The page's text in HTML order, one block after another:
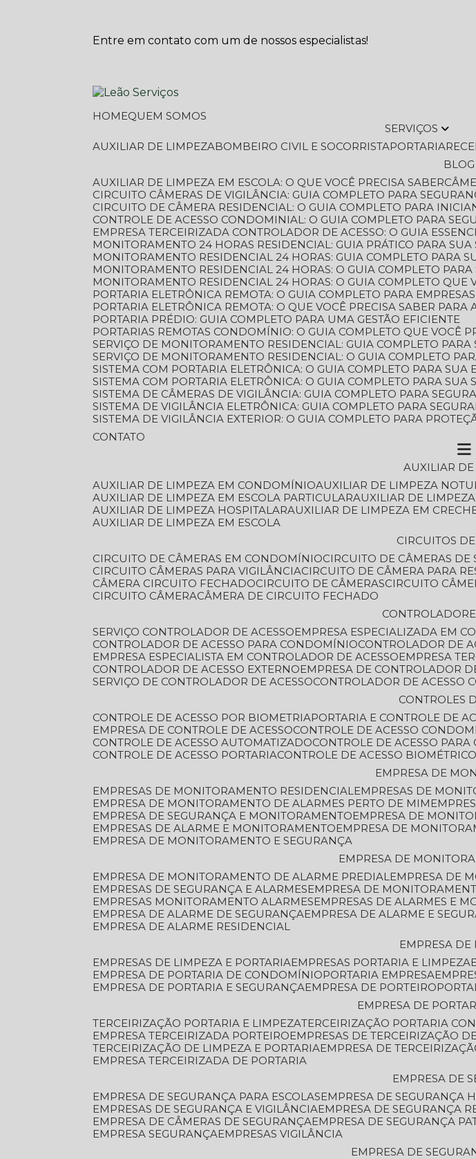
Entre em contato com um de nossos especialistas!
HOME
QUEM SOMOS
SERVIÇOS
AUXILIAR DE LIMPEZA
BOMBEIRO CIVIL E SOCORRISTA PORTARIA
BLOG
AUXILIAR DE LIMPEZA EM ESCOLA: O QUE VOCÊ PRECISA SABER
CIRCUITO CÂMERAS DE VIGILÂNCIA: GUIA COMPLETO PARA
CIRCUITO DE CÂMERA RESIDENCIAL: O GUIA COMPLETO PARA
CONTROLE DE ACESSO CONDOMINIAL: O GUIA COMPLETO PARA
EMPRESA TERCEIRIZADA CONTROLADOR DE ACESSO: O GUIA
MONITORAMENTO 24 HORAS RESIDENCIAL: GUIA PRÁTICO PARA
MONITORAMENTO RESIDENCIAL 24 HORAS: GUIA COMPLETO PARA
MONITORAMENTO RESIDENCIAL 24 HORAS: O GUIA COMPLETO
MONITORAMENTO RESIDENCIAL 24 HORAS: O GUIA COMPLETO QUE
PORTARIA ELETRÔNICA REMOTA: O GUIA COMPLETO PARA EMPRESAS
PORTARIA ELETRÔNICA REMOTA: O QUE VOCÊ PRECISA SABER PARA
PORTARIA PRÉDIO: GUIA COMPLETO PARA UMA GESTÃO EFICIENTE
PORTARIAS REMOTAS CONDOMÍNIO: O GUIA COMPLETO QUE VOCÊ
SERVIÇO DE MONITORAMENTO RESIDENCIAL: GUIA COMPLETO
SERVIÇO DE MONITORAMENTO RESIDENCIAL: O GUIA COMPLETO
SISTEMA COM PORTARIA ELETRÔNICA: O GUIA COMPLETO PARA SUA
SISTEMA COM PORTARIA ELETRÔNICA: O GUIA COMPLETO PARA SUA
SISTEMA DE CÂMERAS DE VIGILÂNCIA: GUIA COMPLETO PARA
SISTEMA DE VIGILÂNCIA ELETRÔNICA: GUIA COMPLETO PARA
SISTEMA DE VIGILÂNCIA EXTERIOR: O GUIA COMPLETO PARA
CONTATO
AUXILIAR
AUXILIAR DE LIMPEZA EM CONDOMÍNIO
AUXILIAR DE LIMPEZA
AUXILIAR DE LIMPEZA EM ESCOLA PARTICULAR
AUXILIAR DE
AUXILIAR DE LIMPEZA HOSPITALAR
AUXILIAR DE LIMPEZA EM
AUXILIAR DE LIMPEZA EM ESCOLA
CIRCUITOS
CIRCUITO DE CÂMERAS EM CONDOMÍNIO
CIRCUITO DE CÂMERAS
CIRCUITO CÂMERAS PARA VIGILÂNCIA
CIRCUITO DE CÂMERA PARA
CÂMERA CIRCUITO FECHADO
CIRCUITO DE CÂMERAS CIRCUITO
CIRCUITO CÂMERA
CÂMERA DE CIRCUITO FECHADO
SERVIÇO CONTROLADOR DE ACESSO
EMPRESA ESPECIALIZADA EM
CONTROLADOR DE ACESSO PARA CONDOMÍNIO
CONTROLADOR DE
EMPRESA ESPECIALISTA EM CONTROLADOR DE ACESSO
EMPRESA
CONTROLADOR DE ACESSO EXTERNO
EMPRESA DE CONTROLADOR
SERVIÇO DE CONTROLADOR DE ACESSO
CONTROLADOR DE ACESSO
CONTROLES
CONTROLE DE ACESSO POR BIOMETRIA
PORTARIA E CONTROLE DE
EMPRESA DE CONTROLE DE ACESSO
CONTROLE DE ACESSO
CONTROLE DE ACESSO AUTOMATIZADO
CONTROLE DE ACESSO
CONTROLE DE ACESSO PORTARIA CONTROLE DE ACESSO BIOMÉTRICO
EMPRESA DE
EMPRESAS DE MONITORAMENTO RESIDENCIAL
EMPRESAS DE
EMPRESA DE MONITORAMENTO DE ALARMES PERTO DE MIM
EMPRESA DE SEGURANÇA E MONITORAMENTO
EMPRESA DE
EMPRESAS DE ALARME E MONITORAMENTO
EMPRESA DE
EMPRESA DE MONITORAMENTO E SEGURANÇA
EMPRESA DE
EMPRESA DE MONITORAMENTO DE ALARME PREDIAL
EMPRESA DE
EMPRESAS DE SEGURANÇA E ALARMES
EMPRESA DE
EMPRESAS MONITORAMENTO ALARMES
EMPRESAS DE ALARMES E
EMPRESA DE ALARME DE SEGURANÇA
EMPRESA DE ALARME E
EMPRESA DE ALARME RESIDENCIAL
EMPRESA
EMPRESAS DE LIMPEZA E PORTARIA
EMPRESAS PORTARIA E LIMPEZA
EMPRESA DE PORTARIA DE CONDOMÍNIO
PORTARIA EMPRESA
EMPRESA DE PORTARIA E SEGURANÇA
EMPRESA DE PORTEIRO
EMPRESA DE
TERCEIRIZAÇÃO PORTARIA E LIMPEZA TERCEIRIZAÇÃO PORTARIA
EMPRESA TERCEIRIZADA PORTEIRO
EMPRESAS DE TERCEIRIZAÇÃO
TERCEIRIZAÇÃO DE LIMPEZA E PORTARIA
EMPRESA DE
EMPRESA TERCEIRIZADA DE PORTARIA
EMPRESA DE
EMPRESA DE SEGURANÇA PARA ESCOLAS
EMPRESA DE SEGURANÇA
EMPRESAS DE SEGURANÇA E VIGILÂNCIA
EMPRESA DE SEGURANÇA
EMPRESA DE CÂMERAS DE SEGURANÇA
EMPRESA DE SEGURANÇA
EMPRESA SEGURANÇA
EMPRESAS VIGILÂNCIA
EMPRESA DE